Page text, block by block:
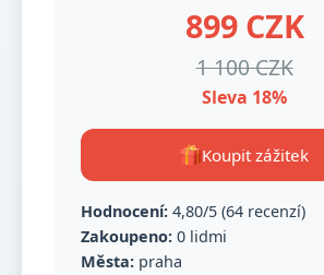
899 CZK
1 100 CZK
Sleva 18%
Koupit zážitek
Hodnocení: 4,80/5 (64 recenzí)
Zakoupeno: 0 lidmi
Města: praha